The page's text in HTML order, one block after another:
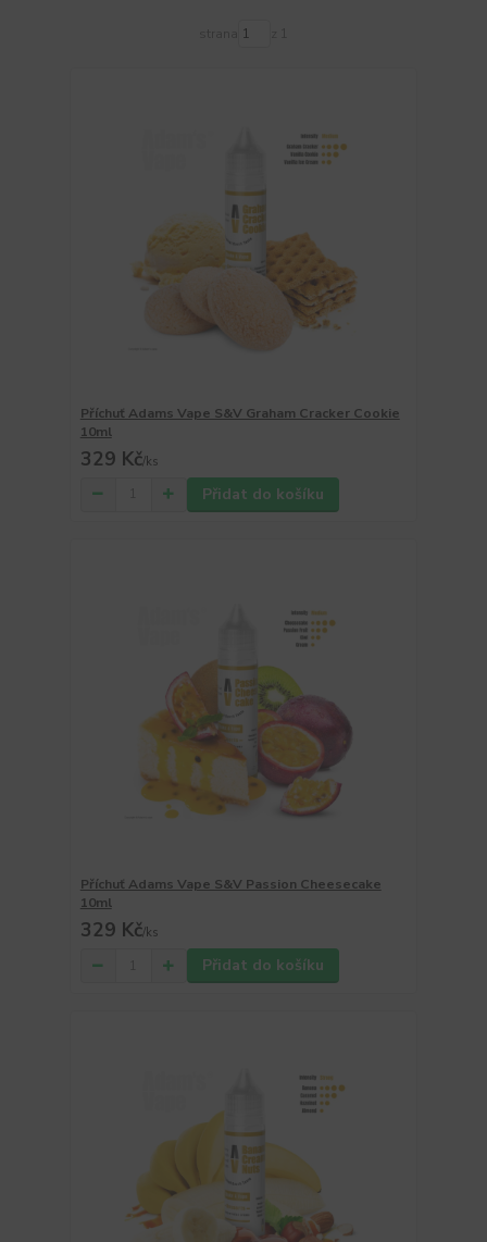
Příchuť Adams Vape S&V Graham Cracker Cookie
10ml
329 Kč/ks
Přidat do košíku
Příchuť Adams Vape S&V Passion Cheesecake
10ml
329 Kč/ks
Přidat do košíku